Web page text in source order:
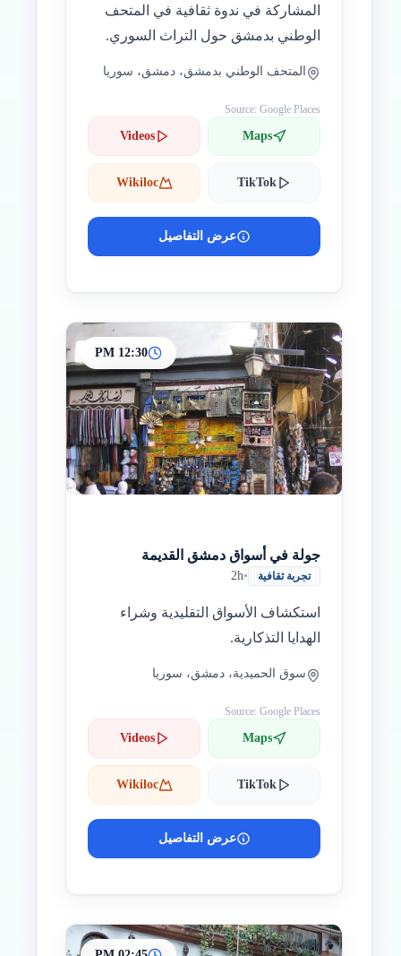
المشاركة في ندوة ثقافية في المتحف
الوطني بدمشق حول التراث السوري.
المتحف الوطني بدمشق، دمشق، سوريا
Source: Google Places
Maps
Videos
TikTok
Wikiloc
عرض التفاصيل
12:30 PM
جولة في أسواق دمشق القديمة
تجربة ثقافية •
2h
استكشاف الأسواق التقليدية وشراء
الهدايا التذكارية.
سوق الحميدية، دمشق، سوريا
Source: Google Places
Maps
Videos
TikTok
Wikiloc
عرض التفاصيل